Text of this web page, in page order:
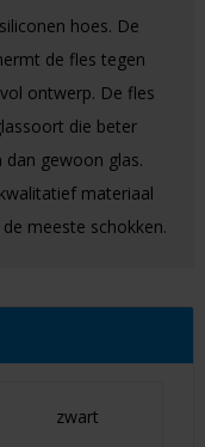
hoes. De
de fles tegen
ontwerp. De fles
die beter
gewoon glas.
materiaal
meeste schokken.
zwart